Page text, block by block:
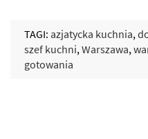
TAGI:azjatycka kuchnia,
szef kuchni,Warszawa,
gotowania